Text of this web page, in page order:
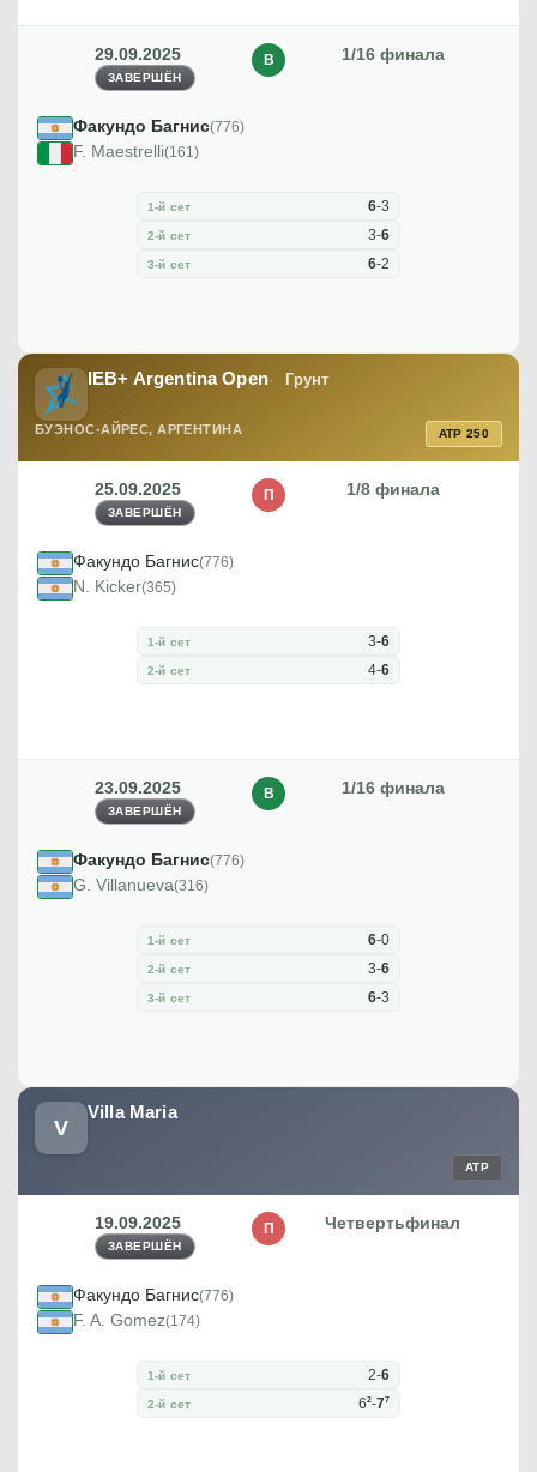
29.09.2025
ЗАВЕРШЁН
1/16 финала
В
Факундо Багнис(776)
F. Maestrelli(161)
1-й сет 6-3
2-й сет 3-6
3-й сет 6-2
IEB+ Argentina Open Грунт
БУЭНОС-АЙРЕС, АРГЕНТИНА ATP 250
25.09.2025
ЗАВЕРШЁН
1/8 финала
П
Факундо Багнис(776)
N. Kicker(365)
1-й сет 3-6
2-й сет 4-6
23.09.2025
ЗАВЕРШЁН
1/16 финала
В
Факундо Багнис(776)
G. Villanueva(316)
1-й сет 6-0
2-й сет 3-6
3-й сет 6-3
V
Villa Maria
ATP
19.09.2025
ЗАВЕРШЁН
Четвертьфинал
П
Факундо Багнис(776)
F. A. Gomez(174)
1-й сет 2-6
2-й сет 62-77